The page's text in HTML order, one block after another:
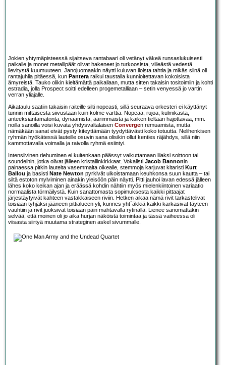
Jokien yhtymäpisteessä sijaitseva rantabaari oli vetänyt väkeä runsaslukuisesti
paikalle ja monet metallipäät olivat hakeneet jo turkoosista, viileästä vedestä
lievitystä kuumuuteen. Janojuomaakin näytti kuluvan iloista tahtia ja mikäs siinä oli
rantajuhlia pitäessä, kun Panteraraikui taustalla kunnioitettavan kokoisista
ämyreistä. Tauko olikin kieltämättä paikallaan, mutta sitten takaisin tositoimiin ja kohti
estradia, jolla Prospect soitti edelleen progemetalliaan – setin venyessä jo vartin
verran yliajalle.
Aikataulu saatiin takaisin raiteille silti nopeasti, sillä seuraava orkesteri ei käyttänyt
tunnin mittaisesta siivustaan kuin kolme varttia. Nopeaa, rujoa, kulmikasta,
anteeksiantamatonta, dynaamista, äärimmäistä ja kaiken tieltään hajottavaa, mm.
noilla sanoilla voisi kuvata yhdysvaltalaisen Convergen remuamista, mutta
nämäkään sanat eivät pysty kiteyttämään tyydyttävästi koko totuutta. Nelihenkisen
ryhmän hyökätessä lauteille osuvin sana olisikin ollut kenties räjähdys, sillä niin
kammottavalla voimalla ja raivolla ryhmä esiintyi.
Intensiivinen riehuminen ei kuitenkaan päässyt vaikuttamaan liiaksi soittoon tai
soundeihin, jotka olivat jälleen kristallinkirkkaat. Vokalisti Jacob Bannonin
painaessa pitkin lauteita vasemmalta oikealle, stemmoja karjuvat kitaristi Kurt
Ballou ja basisti Nate Newton pyrkivät ulkoistamaan keuhkonsa suun kautta – tai
siltä estoton mylviminen ainakin yleisöön päin näytti. Pitti jauhoi lavan edessä jälleen
lähes koko keikan ajan ja eräässä kohdin nähtiin myös mielenkiintoinen variaatio
normaalista törmäilystä. Kuin sanattomasta sopimuksesta kaikki pittaajat
järjestäytyivät kahteen vastakkaiseen riviin. Hetken aikaa nämä rivit tarkastelivat
toisiaan tyhjäksi jääneen pittialueen yli, kunnes yht´äkkiä kaikki karkasivat täyteen
vauhtiin ja rivit juoksivat toisiaan päin mahtavalla rytinällä. Lienee sanomattakin
selvää, että moinen oli jo aika hurjan näköistä toimintaa ja tässä vaiheessa oli
viisasta siirtyä muutama strateginen askel sivummalle.